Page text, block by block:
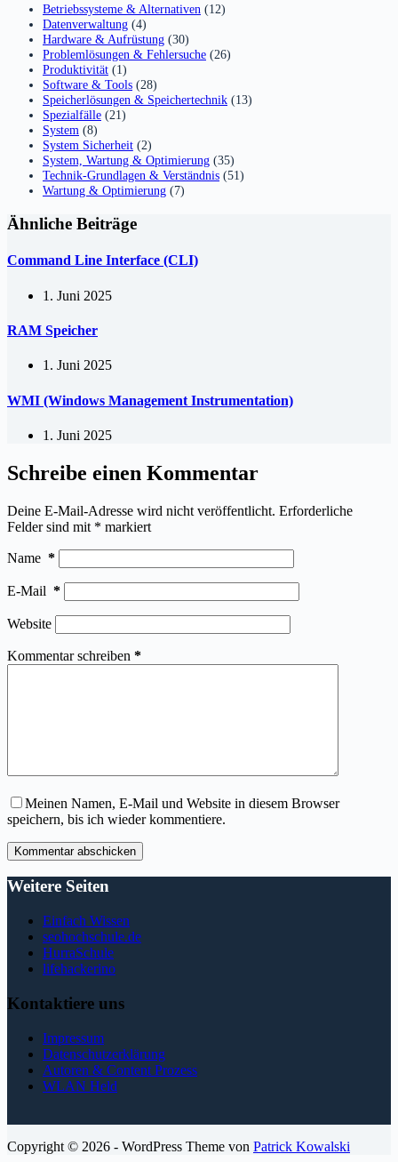
Betriebssysteme & Alternativen (12)
Datenverwaltung (4)
Hardware & Aufrüstung (30)
Problemlösungen & Fehlersuche (26)
Produktivität (1)
Software & Tools (28)
Speicherlösungen & Speichertechnik (13)
Spezialfälle (21)
System (8)
System Sicherheit (2)
System, Wartung & Optimierung (35)
Technik-Grundlagen & Verständnis (51)
Wartung & Optimierung (7)
Ähnliche Beiträge
Command Line Interface (CLI)
1. Juni 2025
RAM Speicher
1. Juni 2025
WMI (Windows Management Instrumentation)
1. Juni 2025
Schreibe einen Kommentar
Deine E-Mail-Adresse wird nicht veröffentlicht. Erforderliche
Felder sind mit * markiert
Name *
E-Mail *
Website
Kommentar schreiben *
Meinen Namen, E-Mail und Website in diesem Browser
speichern, bis ich wieder kommentiere.
Kommentar abschicken
Weitere Seiten
Einfach Wissen
seohochschule.de
HurraSchule
lifehackerino
Kontaktiere uns
Impressum
Datenschutzerklärung
Autoren & Content Prozess
WLAN Held
Copyright © 2026 - WordPress Theme von Patrick Kowalski